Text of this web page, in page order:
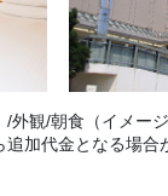
外観/朝食（イメージ
加代金となる場合